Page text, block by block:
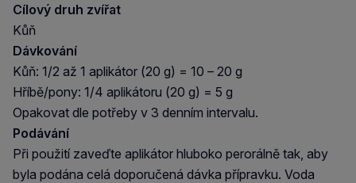
Cílový druh zvířat
Kůň
Dávkování
Kůň: 1/2 až 1 aplikátor (20 g) = 10 – 20 g
Hříbě/pony: 1/4 aplikátoru (20 g) = 5 g
Opakovat dle potřeby v 3 denním intervalu.
Podávání
Při použití zaveďte aplikátor hluboko perorálně tak, aby
byla podána celá doporučená dávka přípravku. Voda